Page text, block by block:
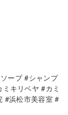
ープ #シャンプ
キリベヤ #カミ
#浜松市美容室 #